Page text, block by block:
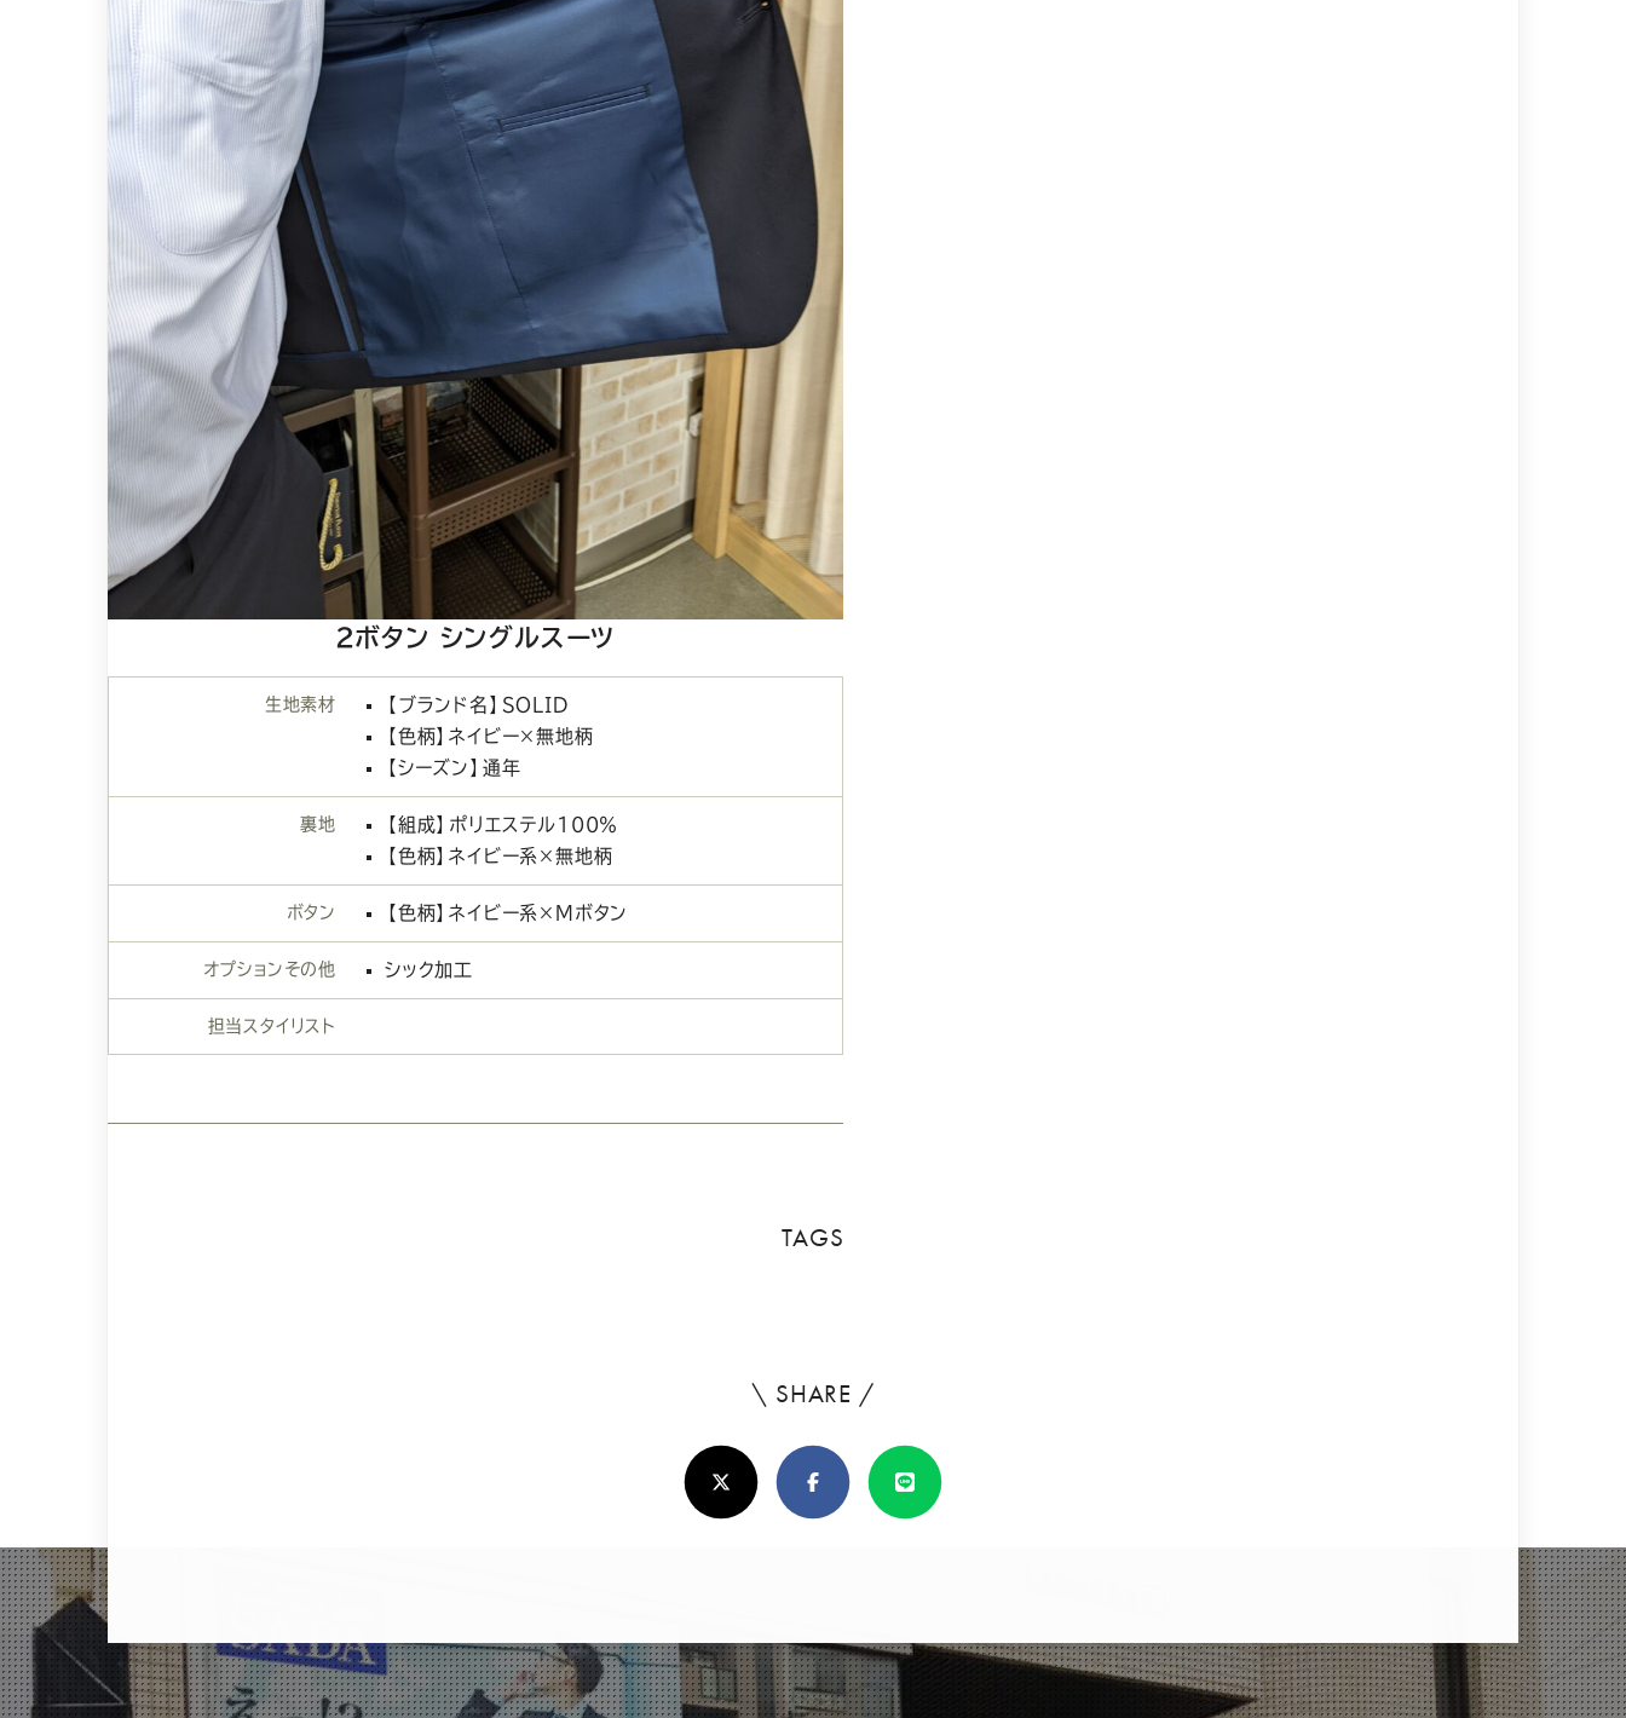
2ボタン シングルスーツ
生地素材
【ブランド名】SOLID
【色柄】ネイビー×無地柄
【シーズン】通年
裏地
【組成】ポリエステル100％
【色柄】ネイビー系×無地柄
ボタン 【色柄】ネイビー系×Mボタン
オプションその他 シック加工
担当スタイリスト
TAGS
\ SHARE /
ろ
し
け
シ
ェ
X(Twitter)FacebookLine